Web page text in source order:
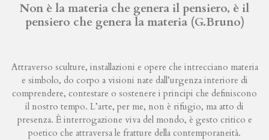
Non è la materia che genera il pensiero, è il
pensiero che genera la materia (G.Bruno)
Attraverso sculture, installazioni e opere che intrecciano materia
e simbolo, do corpo a visioni nate dall’urgenza interiore di
comprendere, contestare o sostenere i principi che definiscono
il nostro tempo. L’arte, per me, non è rifugio, ma atto di
presenza. È interrogazione viva del mondo, è gesto critico e
poetico che attraversa le fratture della contemporaneità.